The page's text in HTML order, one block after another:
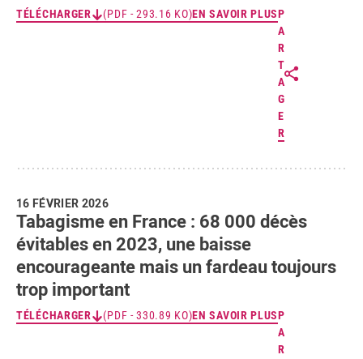
TÉLÉCHARGER (PDF - 293.16 KO)EN SAVOIR PLUSP
A
R
T
A
G
E
R
16 FÉVRIER 2026
Tabagisme en France : 68 000 décès
évitables en 2023, une baisse
encourageante mais un fardeau toujours
trop important
TÉLÉCHARGER (PDF - 330.89 KO)EN SAVOIR PLUSP
A
R